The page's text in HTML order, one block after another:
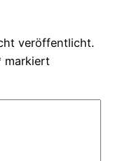
veröffentlicht.
markiert